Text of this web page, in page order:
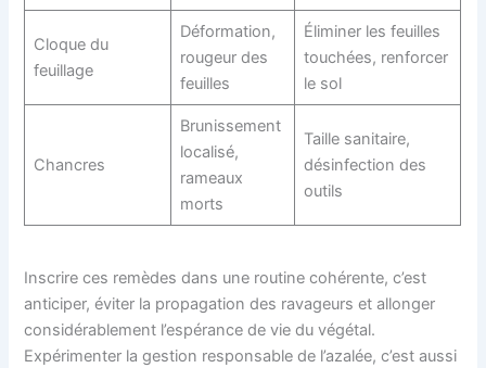
Cloque du
feuillage
Déformation,
rougeur des
feuilles
Éliminer les feuilles
touchées, renforcer
le sol
Chancres
Brunissement
localisé,
rameaux
morts
Taille sanitaire,
désinfection des
outils
Inscrire ces remèdes dans une routine cohérente, c’est
anticiper, éviter la propagation des ravageurs et allonger
considérablement l’espérance de vie du végétal.
Expérimenter la gestion responsable de l’azalée, c’est aussi